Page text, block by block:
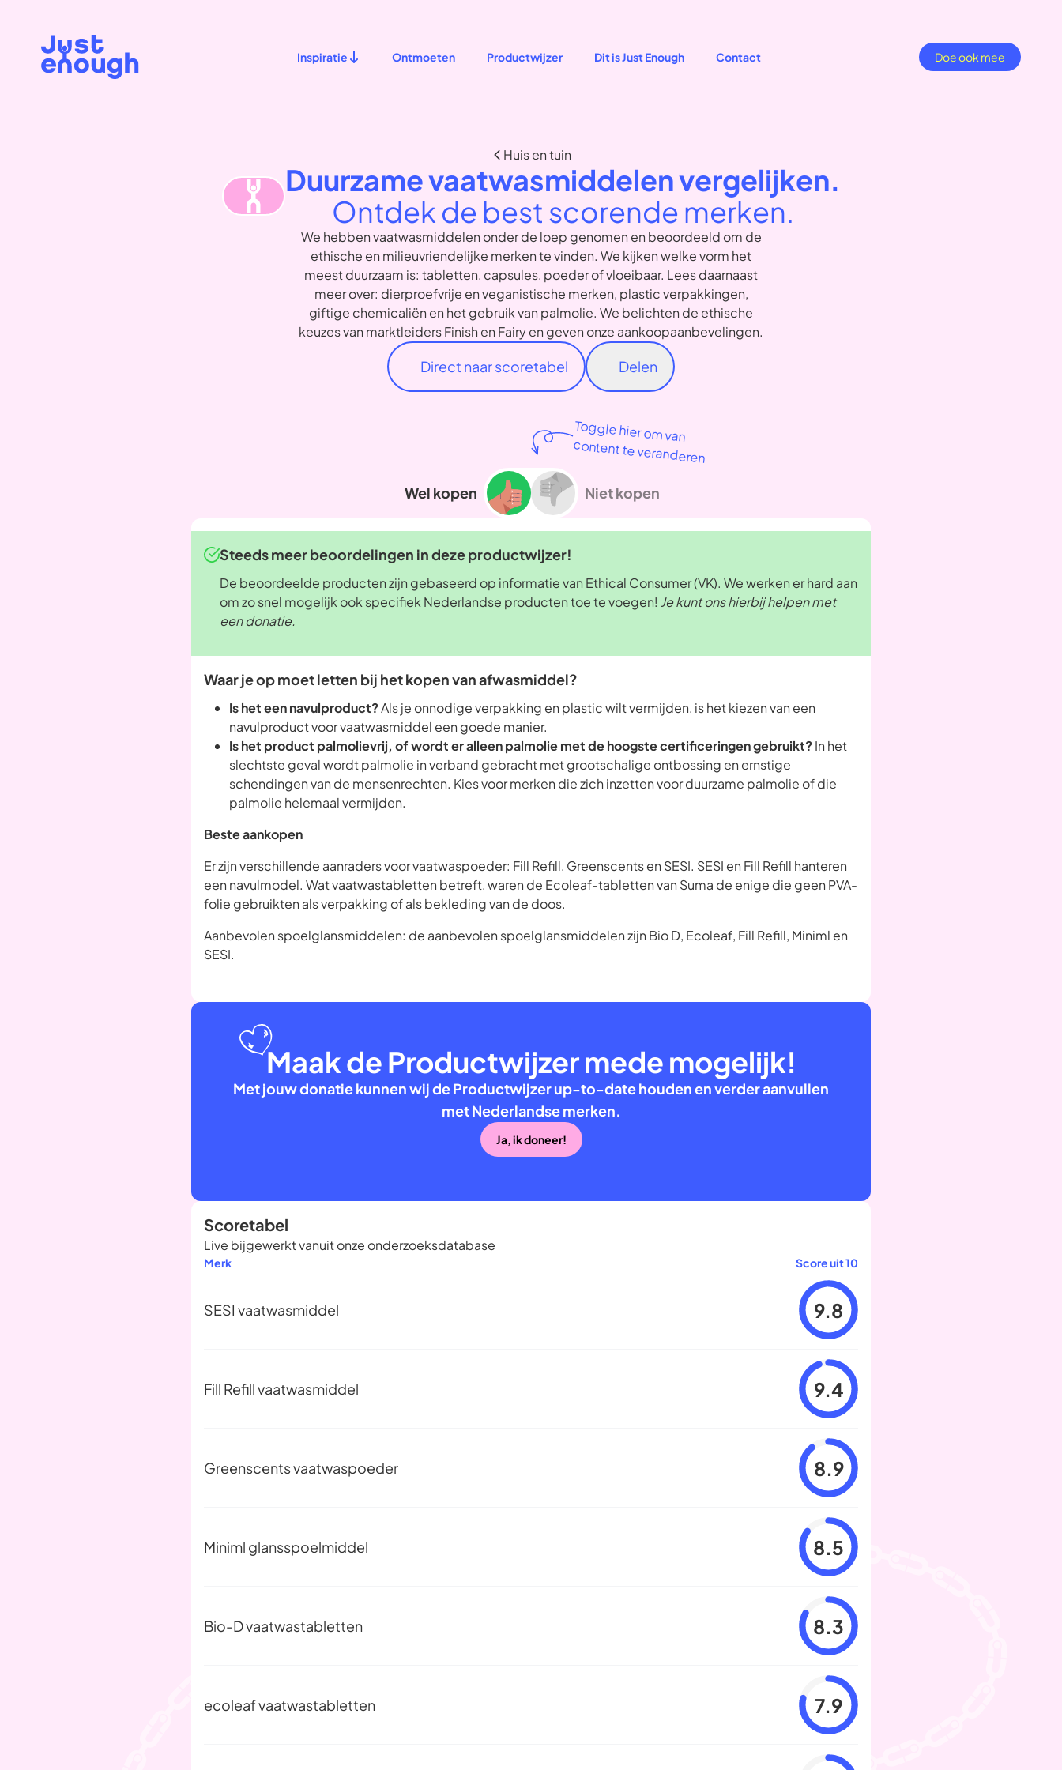
Inspiratie Ontmoeten Productwijzer Dit is Just Enough Contact Doe ook mee
Huis en tuin
Duurzame vaatwasmiddelen vergelijken.
Ontdek de best scorende merken.
We hebben vaatwasmiddelen onder de loep genomen en beoordeeld om de
ethische en milieuvriendelijke merken te vinden. We kijken welke vorm het
meest duurzaam is: tabletten, capsules, poeder of vloeibaar. Lees daarnaast
meer over: dierproefvrije en veganistische merken, plastic verpakkingen,
giftige chemicaliën en het gebruik van palmolie. We belichten de ethische
keuzes van marktleiders Finish en Fairy en geven onze aankoopaanbevelingen.
Direct naar scoretabel Delen
Toggle hier om van
content te veranderen
Wel kopen Niet kopen
Steeds meer beoordelingen in deze productwijzer!
De beoordeelde producten zijn gebaseerd op informatie van Ethical Consumer (VK). We werken er hard aan
om zo snel mogelijk ook specifiek Nederlandse producten toe te voegen! Je kunt ons hierbij helpen met
eendonatie.
Waar je op moet letten bij het kopen van afwasmiddel?
Is het een navulproduct?Als je onnodige verpakking en plastic wilt vermijden, is het kiezen van een
navulproduct voor vaatwasmiddel een goede manier.
Is het product palmolievrij, of wordt er alleen palmolie met de hoogste certificeringen gebruikt?In het
slechtste geval wordt palmolie in verband gebracht met grootschalige ontbossing en ernstige
schendingen van de mensenrechten. Kies voor merken die zich inzetten voor duurzame palmolie of die
palmolie helemaal vermijden.
Beste aankopen
Er zijn verschillende aanraders voor vaatwaspoeder: Fill Refill, Greenscents en SESI. SESI en Fill Refill hanteren
een navulmodel. Wat vaatwastabletten betreft, waren de Ecoleaf-tabletten van Suma de enige die geen PVA-
folie gebruikten als verpakking of als bekleding van de doos.
Aanbevolen spoelglansmiddelen: de aanbevolen spoelglansmiddelen zijn Bio D, Ecoleaf, Fill Refill, Miniml en
SESI.
Maak de Productwijzer mede mogelijk!
Met jouw donatie kunnen wij de Productwijzer up-to-date houden en verder aanvullen
met Nederlandse merken.
Ja, ik doneer!
Scoretabel
Live bijgewerkt vanuit onze onderzoeksdatabase
Merk Score uit 10
SESI vaatwasmiddel 9.8
Fill Refill vaatwasmiddel 9.4
Greenscents vaatwaspoeder 8.9
Miniml glansspoelmiddel 8.5
Bio-D vaatwastabletten 8.3
ecoleaf vaatwastabletten 7.9